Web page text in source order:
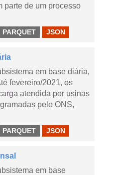
parte de um processo
PARQUET JSON
em base diária,
fevereiro/2021, os
atendida por usinas
pelo ONS,
PARQUET JSON
em base